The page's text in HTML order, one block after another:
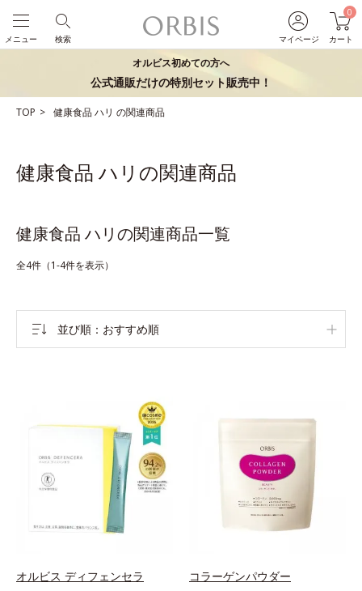
マイページ
0
カート
検索
メニュー
オルビス初めての方へ
公式通販だけの特別セット販売中！
TOP 健康食品ハリ の関連商品
健康食品 ハリの関連商品
健康食品 ハリの関連商品一覧
全4件（1-4件を表示）
並び順 おすすめ順
オルビス ディフェンセラ コラーゲンパウダー